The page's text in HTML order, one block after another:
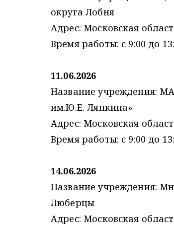
округа Лобня
Адрес: Московская
Время работы: с 9:00 до
11.06.2026
Название учреждения:
им.Ю.Е. Ляпкина»
Адрес: Московская
Время работы: с 9:00 до
14.06.2026
Название учреждения:
Люберцы
Адрес: Московская